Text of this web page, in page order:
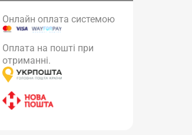
Онлайн оплата системою
Оплата на пошті при
отриманні.